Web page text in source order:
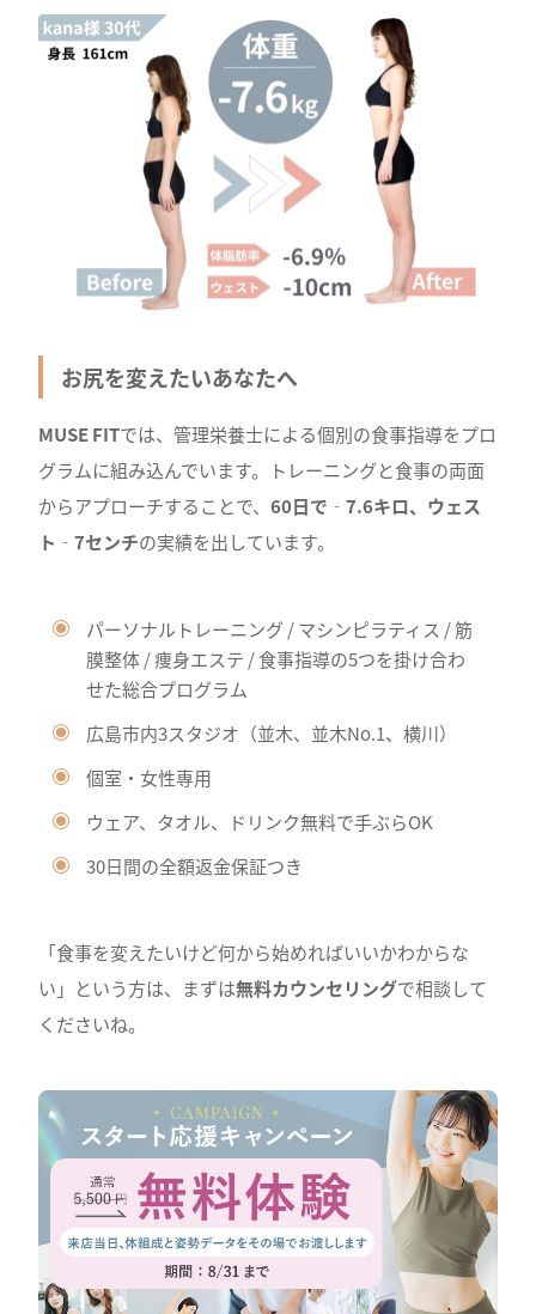
お尻を変えたいあなたへ
MUSE FITでは、管理栄養士による個別の食事指導をプロ
グラムに組み込んでいます。トレーニングと食事の両面
からアプローチすることで、60日で‐7.6キロ、ウェス
ト‐7センチの実績を出しています。
パーソナルトレーニング / マシンピラティス / 筋
膜整体 / 痩身エステ / 食事指導の5つを掛け合わ
せた総合プログラム
広島市内3スタジオ（並木、並木No.1、横川）
個室・女性専用
ウェア、タオル、ドリンク無料で手ぶらOK
30日間の全額返金保証つき
「食事を変えたいけど何から始めればいいかわからな
い」という方は、まずは無料カウンセリングで相談して
くださいね。